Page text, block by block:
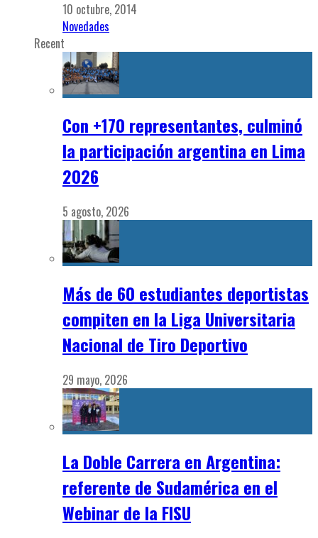
10 octubre, 2014
Novedades
Recent
Con +170 representantes, culminó
la participación argentina en Lima
2026
5 agosto, 2026
Más de 60 estudiantes deportistas
compiten en la Liga Universitaria
Nacional de Tiro Deportivo
29 mayo, 2026
La Doble Carrera en Argentina:
referente de Sudamérica en el
Webinar de la FISU